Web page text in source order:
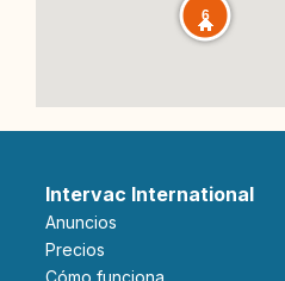
6
Intervac International
Anuncios
Precios